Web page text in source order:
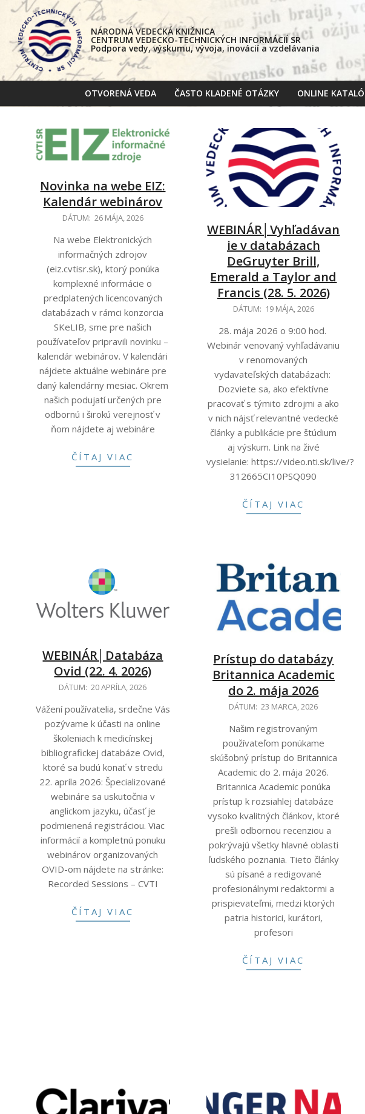
Skip
content
NÁRODNÁ VEDECKÁ KNIŽNICA
CENTRUM VEDECKO-TECHNICKÝCH INFORMÁCIÍ SR
Podpora vedy, výskumu, vývoja, inovácií a vzdelávania
OTVORENÁ VEDA ČASTO KLADENÉ OTÁZKY ONLINE
Novinka na webe EIZ:
Kalendár webinárov
DÁTUM: 26 MÁJA, 2026
Na webe Elektronických
informačných zdrojov
(eiz.cvtisr.sk), ktorý ponúka
komplexné informácie o
predplatených licencovaných
databázach v rámci konzorcia
SKeLIB, sme pre našich
používateľov pripravili novinku –
kalendár webinárov. V kalendári
nájdete aktuálne webináre pre
daný kalendárny mesiac. Okrem
našich podujatí určených pre
odbornú i širokú verejnosť v
ňom nájdete aj webináre
ČÍTAJ VIAC
WEBINÁR│Vyhľadávan
ie v databázach
DeGruyter Brill,
Emerald a Taylor and
Francis (28. 5. 2026)
DÁTUM: 19 MÁJA, 2026
28. mája 2026 o 9:00 hod.
Webinár venovaný vyhľadávaniu
v renomovaných
vydavateľských databázach:
Dozviete sa, ako efektívne
pracovať s týmito zdrojmi a ako
v nich nájsť relevantné vedecké
články a publikácie pre štúdium
aj výskum. Link na živé
vysielanie: https://video.nti.sk/live/?
312665CI10PSQ090
ČÍTAJ VIAC
WEBINÁR│Databáza
Ovid (22. 4. 2026)
2026-
20
DÁTUM: 20 APRÍLA, 2026
Vážení používatelia, srdečne Vás
pozývame k účasti na online
školeniach k medicínskej
bibliografickej databáze Ovid,
ktoré sa budú konať v stredu
22. apríla 2026: Špecializované
webináre sa uskutočnia v
anglickom jazyku, účasť je
podmienená registráciou. Viac
informácií a kompletnú ponuku
webinárov organizovaných
OVID-om nájdete na stránke:
Recorded Sessions – CVTI
ČÍTAJ VIAC
Prístup do databázy
Britannica Academic
do 2. mája 2026
2026-DÁTUM: 23 MARCA, 2026
Našim registrovaným
používateľom ponúkame
skúšobný prístup do Britannica
Academic do 2. mája 2026.
Britannica Academic ponúka
prístup k rozsiahlej databáze
vysoko kvalitných článkov, ktoré
prešli odbornou recenziou a
pokrývajú všetky hlavné oblasti
ľudského poznania. Tieto články
sú písané a redigované
profesionálnymi redaktormi a
prispievateľmi, medzi ktorých
patria historici, kurátori,
profesori
ČÍTAJ VIAC